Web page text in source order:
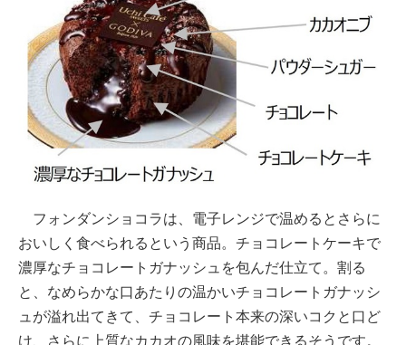
フォンダンショコラは、電子レンジで温めるとさらに
おいしく食べられるという商品。チョコレートケーキで
濃厚なチョコレートガナッシュを包んだ仕立て。割る
と、なめらかな口あたりの温かいチョコレートガナッシ
ュが溢れ出てきて、チョコレート本来の深いコクと口ど
け、さらに上質なカカオの風味を堪能できるそうです。